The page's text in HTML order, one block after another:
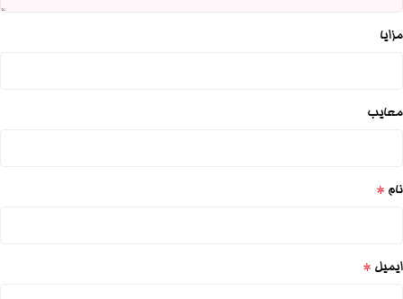
مزایا
معایب
نام *
ایمیل *